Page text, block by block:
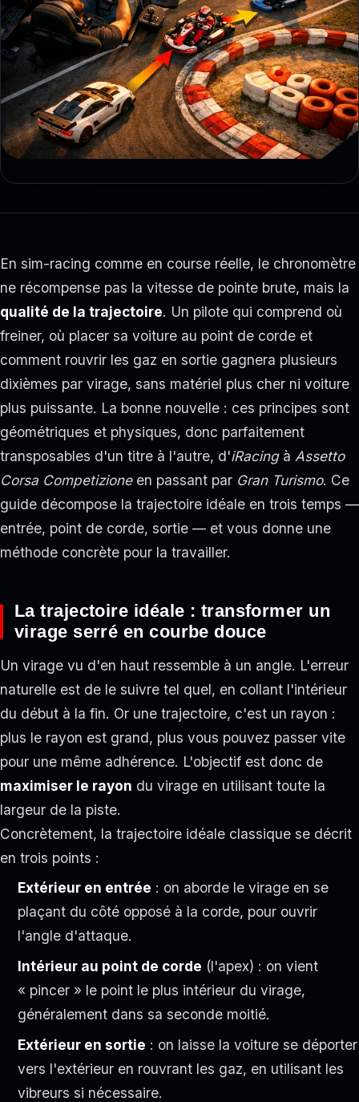
En sim-racing comme en course réelle, le chronomètre
ne récompense pas la vitesse de pointe brute, mais la
qualité de la trajectoire. Un pilote qui comprend où
freiner, où placer sa voiture au point de corde et
comment rouvrir les gaz en sortie gagnera plusieurs
dixièmes par virage, sans matériel plus cher ni voiture
plus puissante. La bonne nouvelle : ces principes sont
géométriques et physiques, donc parfaitement
transposables d'un titre à l'autre, d'iRacingà Assetto
Corsa Competizioneen passant par Gran Turismo. Ce
guide décompose la trajectoire idéale en trois temps —
entrée, point de corde, sortie — et vous donne une
méthode concrète pour la travailler.
La trajectoire idéale : transformer un
virage serré en courbe douce
Un virage vu d'en haut ressemble à un angle. L'erreur
naturelle est de le suivre tel quel, en collant l'intérieur
du début à la fin. Or une trajectoire, c'est un rayon :
plus le rayon est grand, plus vous pouvez passer vite
pour une même adhérence. L'objectif est donc de
maximiser le rayon du virage en utilisant toute la
largeur de la piste.
Concrètement, la trajectoire idéale classique se décrit
en trois points :
Extérieur en entrée : on aborde le virage en se
plaçant du côté opposé à la corde, pour ouvrir
l'angle d'attaque.
Intérieur au point de corde (l'apex) : on vient
« pincer » le point le plus intérieur du virage,
généralement dans sa seconde moitié.
Extérieur en sortie : on laisse la voiture se déporter
vers l'extérieur en rouvrant les gaz, en utilisant les
vibreurs si nécessaire.